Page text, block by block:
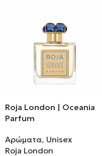
Roja London | Oceania
Parfum
Αρώματα, Unisex
Roja London